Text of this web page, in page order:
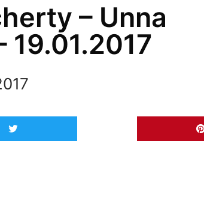
– Unna
19.01.2017